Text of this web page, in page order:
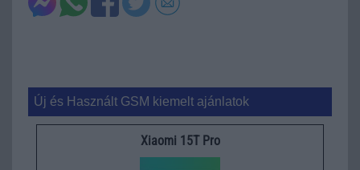
Új és Használt GSM kiemelt ajánlatok
Xiaomi 15T Pro